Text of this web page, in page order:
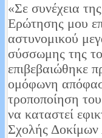
«Σε συνέχεια
Ερώτησης μου
αστυνομικού
σύσσωμης της
επιβεβαιώθηκε
ομόφωνη
τροποποίηση
να καταστεί
Σχολής